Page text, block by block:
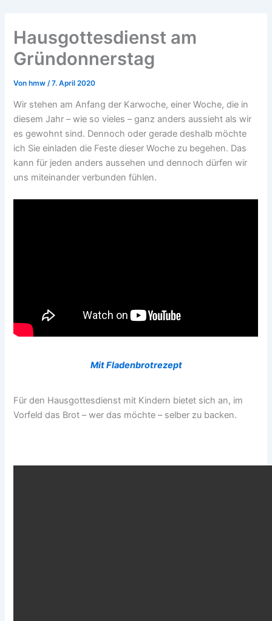
Hausgottesdienst am
Gründonnerstag
Vonhmw /7. April 2020
Wir stehen am Anfang der Karwoche, einer Woche, die in
diesem Jahr – wie so vieles – ganz anders aussieht als wir
es gewohnt sind. Dennoch oder gerade deshalb möchte
ich Sie einladen die Feste dieser Woche zu begehen. Das
kann für jeden anders aussehen und dennoch dürfen wir
uns miteinander verbunden fühlen.
Mit Fladenbrotrezept
Für den Hausgottesdienst mit Kindern bietet sich an, im
Vorfeld das Brot – wer das möchte – selber zu backen.